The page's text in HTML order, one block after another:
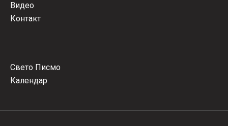
Видео
Контакт
Свето Писмо
Календар